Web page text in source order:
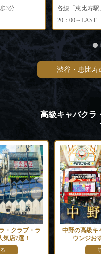
3分
20：00～LAST
渋谷・恵比
高級キャバクラ
・クラブ・ラ
店7選！
中野の高級キ
ウンジお